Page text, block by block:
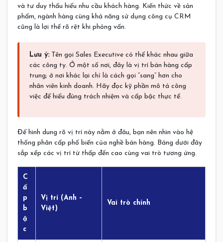
và tư duy thấu hiểu nhu cầu khách hàng. Kiến thức về sản
phẩm, ngành hàng cùng khả năng sử dụng công cụ CRM
cũng là lợi thế rõ rệt khi phỏng vấn.
Lưu ý: Tên gọi Sales Executive có thể khác nhau giữa
các công ty. Ở một số nơi, đây là vị trí bán hàng cấp
trung; ở nơi khác lại chỉ là cách gọi “sang” hơn cho
nhân viên kinh doanh. Hãy đọc kỹ phần mô tả công
việc để hiểu đúng trách nhiệm và cấp bậc thực tế.
Để hình dung rõ vị trí này nằm ở đâu, bạn nên nhìn vào hệ
thống phân cấp phổ biến của nghề bán hàng. Bảng dưới đây
sắp xếp các vị trí từ thấp đến cao cùng vai trò tương ứng.
C
ấ
p
b
ậ
c
Vị trí (Anh –
Việt)
Vai trò chính